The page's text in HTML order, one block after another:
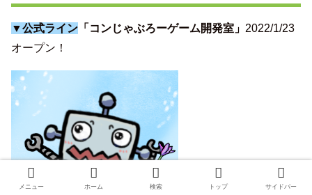
▼公式ライン 「コンじゃぶろーゲーム開発室」 2022/1/23
オープン！
メニュー ホーム 検索 トップ サイドバー